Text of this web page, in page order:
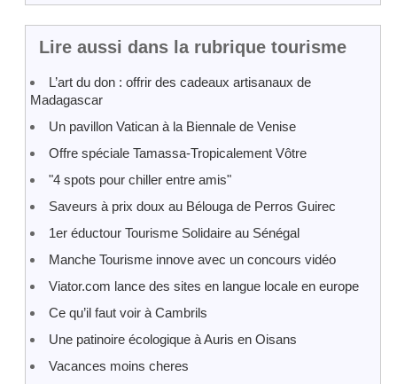
Lire aussi dans la rubrique tourisme
L’art du don : offrir des cadeaux artisanaux de
Madagascar
Un pavillon Vatican à la Biennale de Venise
Offre spéciale Tamassa-Tropicalement Vôtre
"4 spots pour chiller entre amis"
Saveurs à prix doux au Bélouga de Perros Guirec
1er éductour Tourisme Solidaire au Sénégal
Manche Tourisme innove avec un concours vidéo
Viator.com lance des sites en langue locale en europe
Ce qu’il faut voir à Cambrils
Une patinoire écologique à Auris en Oisans
Vacances moins cheres